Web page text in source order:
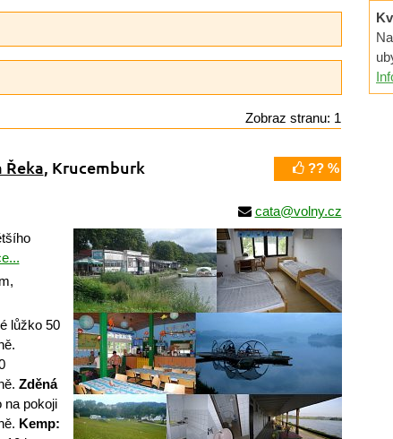
Zobraz stranu: 1
?? %
, Krucemburk
cata@volny.cz
lůžko 50
Zděná
na pokoji
Kemp: